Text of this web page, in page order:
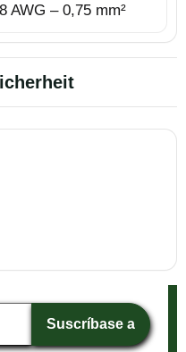
AWG – 0,75 mm²
Suscríbase a